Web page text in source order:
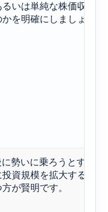
いは単純な株価収益
を明確にしましょ
勢いに乗ろうとする
資規模を拡大する
が賢明です。